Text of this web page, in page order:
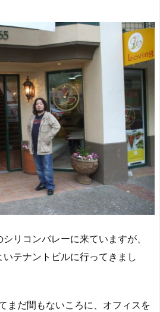
リコンバレーに来ていますが、
テナントビルに行ってきまし
まだ間もないころに、オフィスを